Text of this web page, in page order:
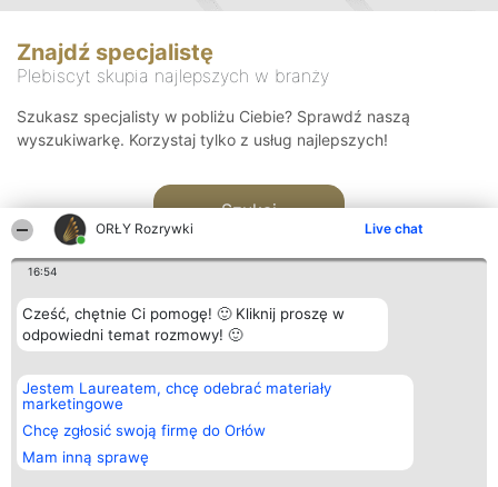
ORŁY Rozrywki Live chat
16:54
Cześć, chętnie Ci pomogę! 🙂 Kliknij proszę w
odpowiedni temat rozmowy! 🙂
Jestem Laureatem, chcę odebrać materiały
marketingowe
Chcę zgłosić swoją firmę do Orłów
Mam inną sprawę
Znajdź specjalistę
Plebiscyt skupia najlepszych w branży
Szukasz specjalisty w pobliżu Ciebie? Sprawdź naszą
wyszukiwarkę. Korzystaj tylko z usług najlepszych!
Szukaj
Organizator plebiscytu
Bright Side Solutions sp. z o.
o. sp. k.
ul. Ruska 22
Wrocław 50-079
KRS 0000749100 | Regon
381313360 | NIP 8943132676
Plebiscyt
Laureaci
wszystkich
Laureatów
Regulamin
Kontakt
Kontakt